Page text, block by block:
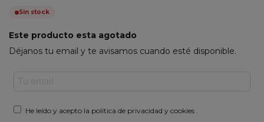
Sin stock
Este producto esta agotado
Déjanos tu email y te avisamos cuando esté disponible.
He leído y acepto la política de privacidad y cookies .